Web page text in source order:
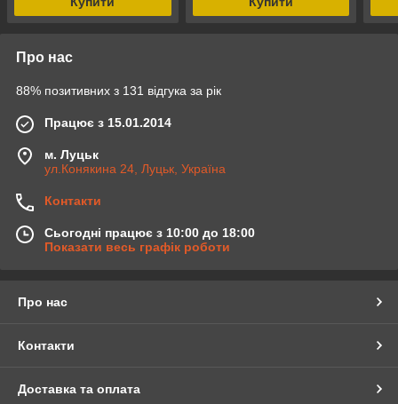
Про нас
88% позитивних з 131 відгука за рік
Працює з 15.01.2014
м. Луцьк
ул.Конякина 24, Луцьк, Україна
Контакти
Сьогодні працює з 10:00 до 18:00
Показати весь графік роботи
Про нас
Контакти
Доставка та оплата